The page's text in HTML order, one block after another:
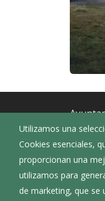
Utilizamos una
Cookies esenciales,
proporcionan una
utilizamos para
de marketing, que se
:
:
: